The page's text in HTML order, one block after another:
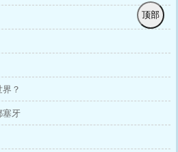
？
塞牙
顶部